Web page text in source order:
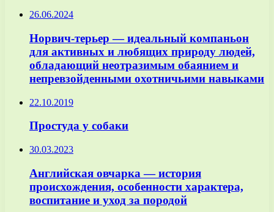
26.06.2024
Норвич-терьер — идеальный компаньон
для активных и любящих природу людей,
обладающий неотразимым обаянием и
непревзойденными охотничьими навыками
22.10.2019
Простуда у собаки
30.03.2023
Английская овчарка — история
происхождения, особенности характера,
воспитание и уход за породой